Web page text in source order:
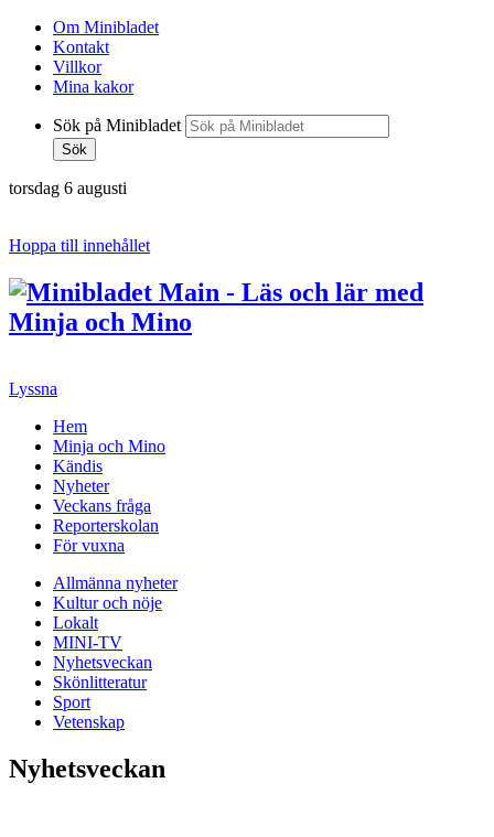
Om Minibladet
Kontakt
Villkor
Mina kakor
Sök på Minibladet
Sök
torsdag 6 augusti
Hoppa till innehållet
Lyssna
Hem
Minja och Mino
Kändis
Nyheter
Veckans fråga
Reporterskolan
För vuxna
Allmänna nyheter
Kultur och nöje
Lokalt
MINI-TV
Nyhetsveckan
Skönlitteratur
Sport
Vetenskap
Nyhetsveckan